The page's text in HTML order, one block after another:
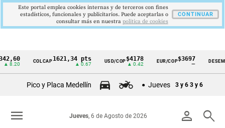
Cintillo
Colombia
COLCAP1621,34 pts USD/COP$4178
▲ 0.42
EUR/COP$3697
—
DESEMPLEO
Pico y Placa Medellín Jueves 3 y 6 3 y 6
person search
Jueves, 6 de Agosto de 2026
menu
Este portal emplea cookies internas y de terceros con fines
estadísticos, funcionales y publicitarios. Puede aceptarlas o
consultar más en nuestra politica de cookies
CONTINUAR